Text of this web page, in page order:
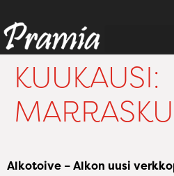
KUUKAUSI:
Alkotoive – Alkon uusi